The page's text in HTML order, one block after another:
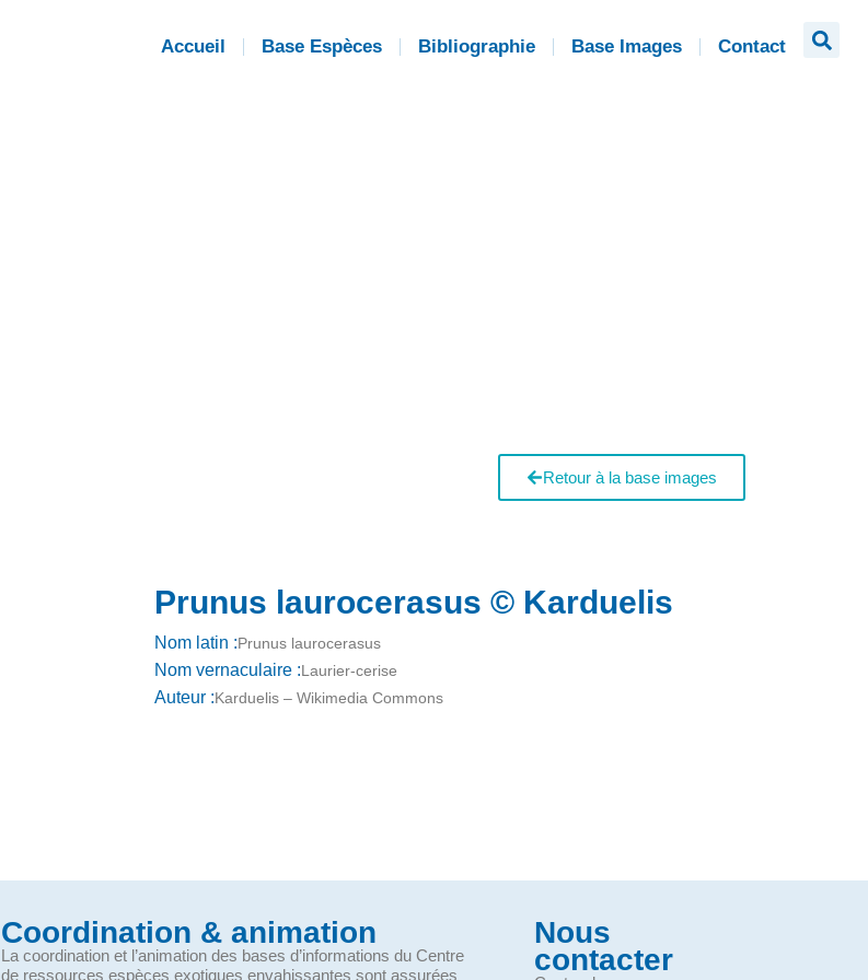
Accueil Base Espèces Bibliographie Base Images Contact
Retour à la base images
Prunus laurocerasus © Karduelis
Nom latin :Prunus laurocerasus
Nom vernaculaire :Laurier-cerise
Auteur :Karduelis – Wikimedia Commons
Coordination & animation
La coordination et l’animation des bases d’informations du Centre
de ressources espèces exotiques envahissantes sont assurées
Nous
contacter